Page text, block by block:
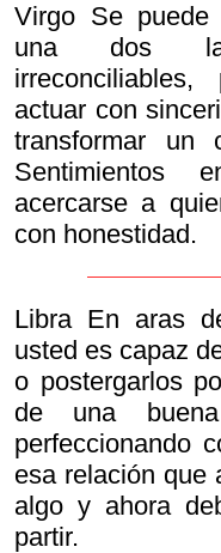
Virgo Se puede
una dos
actuar con
transformar un
Sentimientos
acercarse a
con honestidad.
Libra En aras
usted es capaz
o postergarlos
de una
perfeccionando
esa relación que
algo y ahora
partir.